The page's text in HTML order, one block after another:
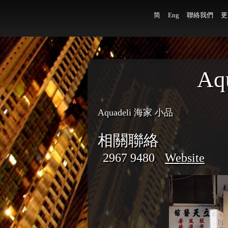
简 Eng 聯絡我們
Aquadeli 海家 小品
相關聯絡
2967 9480 Website